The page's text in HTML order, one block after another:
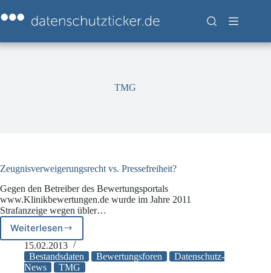
Inhalt
springen
TMG
Zeugnisverweigerungsrecht vs. Pressefreiheit?
Gegen den Betreiber des Bewertungsportals
www.Klinikbewertungen.de wurde im Jahre 2011
Strafanzeige wegen übler…
WeiterlesenZeugnisverweigerungsrecht
vs.
Pressefreiheit?
15.02.2013
Bestandsdaten
Bewertungsforen
Datenschutz-
News
TMG